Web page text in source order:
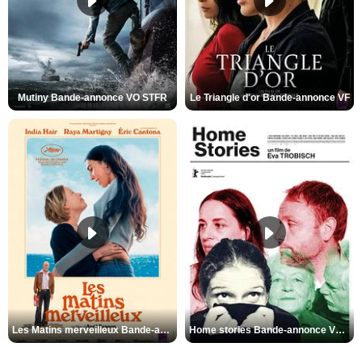
Mutiny Bande-annonce VO STFR Le Triangle d'or Bande-annonce VF
Les Matins merveilleux Bande-annonce VF Home stories Bande-annonce VO STFR